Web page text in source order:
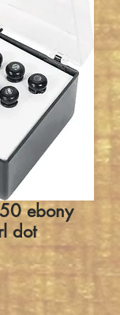
ebony
dot